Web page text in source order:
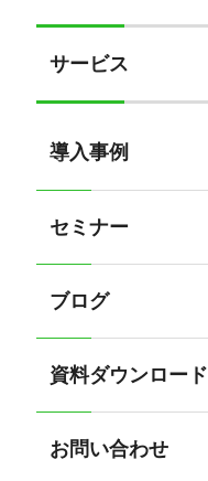
サービス
導入事例
セミナー
ブログ
資料ダウンロード
お問い合わせ